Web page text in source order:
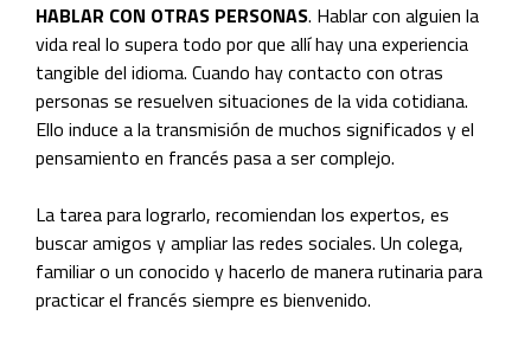
HABLAR CON OTRAS PERSONAS. Hablar con alguien la
vida real lo supera todo por que allí hay una experiencia
tangible del idioma. Cuando hay contacto con otras
personas se resuelven situaciones de la vida cotidiana.
Ello induce a la transmisión de muchos significados y el
pensamiento en francés pasa a ser complejo.
La tarea para lograrlo, recomiendan los expertos, es
buscar amigos y ampliar las redes sociales. Un colega,
familiar o un conocido y hacerlo de manera rutinaria para
practicar el francés siempre es bienvenido.